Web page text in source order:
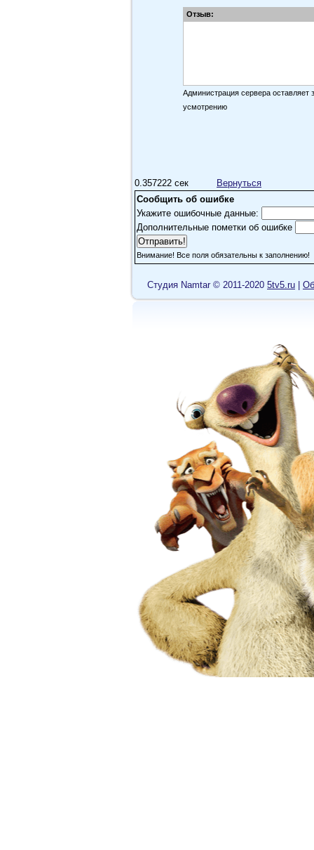
Отзыв:
Администрация сервера оставляет
усмотрению
0.357222 сек
Вернуться
Сообщить об ошибке
Укажите ошибочные данные:
Дополнительные пометки об ошибке
Внимание! Все поля обязательны к заполнению!
Cтудия Namtar © 2011-2020 5tv5.ru